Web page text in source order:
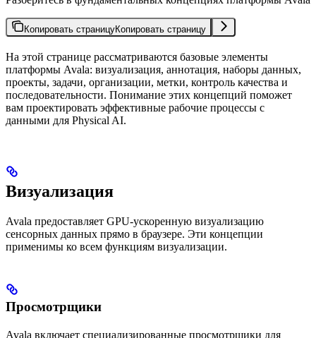
Копировать страницуКопировать страницу
На этой странице рассматриваются базовые элементы
платформы Avala: визуализация, аннотация, наборы данных,
проекты, задачи, организации, метки, контроль качества и
последовательности. Понимание этих концепций поможет
вам проектировать эффективные рабочие процессы с
данными для Physical AI.
Визуализация
Avala предоставляет GPU-ускоренную визуализацию
сенсорных данных прямо в браузере. Эти концепции
применимы ко всем функциям визуализации.
Просмотрщики
Avala включает специализированные просмотрщики для